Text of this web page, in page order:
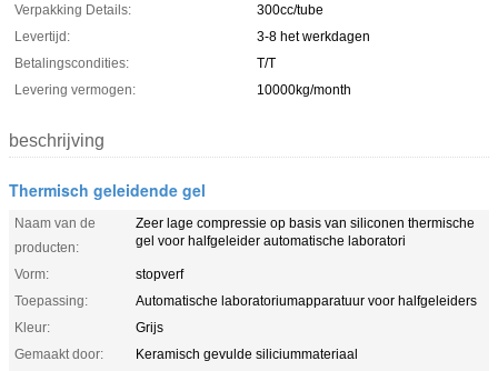
Verpakking Details:
300cc/tube
Levertijd:
3-8 het werkdagen
Betalingscondities:
T/T
Levering vermogen:
10000kg/month
beschrijving
Thermisch geleidende gel
Naam van de
producten:
Zeer lage compressie op basis van siliconen thermische
gel voor halfgeleider automatische laboratori
Vorm:
stopverf
Toepassing:
Automatische laboratoriumapparatuur voor halfgeleiders
Kleur:
Grijs
Gemaakt door:
Keramisch gevulde siliciummateriaal